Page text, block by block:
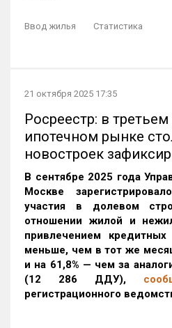
Ввод жилья Статистика
21 октября 2025 17:35
Росреестр: в третьем
ипотечном рынке
новостроек
В сентябре 2025 года
Москве
участия в долевом
отношении жилой и
привлечением
меньше, чем в тот же
и на 61,8% — чем за
(12 286 ДДУ),
регистрационного